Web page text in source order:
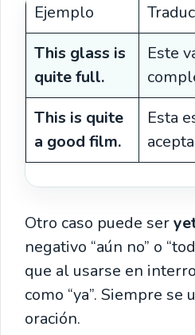
Ejemplo
This glass is
quite full.
Este
This is quite
a good film.
Esta
Otro caso puede ser
negativo “aún no” o
que al usarse en
como “ya”. Siempre
oración.